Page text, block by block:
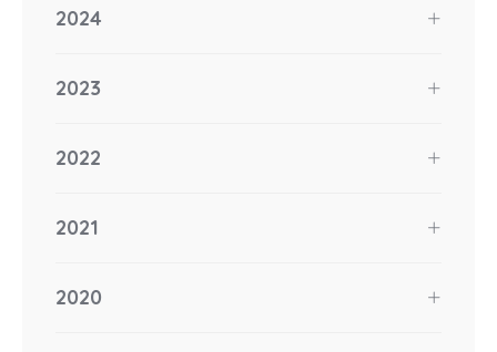
2024
2023
2022
2021
2020